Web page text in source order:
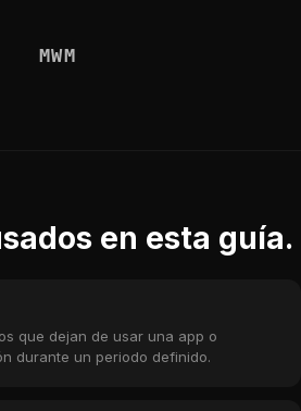
MWM
en esta guía.
que dejan de usar una app o
durante un periodo definido.